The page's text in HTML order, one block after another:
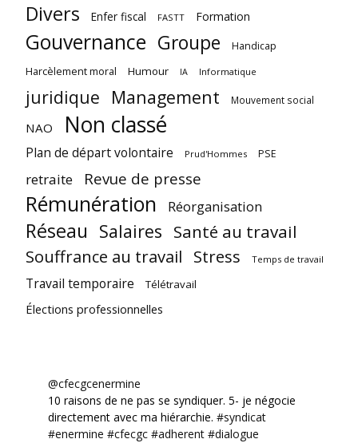
Divers Enfer fiscal FASTT Formation
Gouvernance Groupe Handicap
Harcèlement moral Humour IA Informatique
juridique Management Mouvement social
NAO Non classé
Plan de départ volontaire Prud'Hommes PSE
retraite Revue de presse
Rémunération Réorganisation
Réseau Salaires Santé au travail
Souffrance au travail Stress Temps de travail
Travail temporaire Télétravail
Élections professionnelles
@cfecgcenermine
10 raisons de ne pas se syndiquer. 5- je négocie
directement avec ma hiérarchie. #syndicat
#enermine #cfecgc #adherent #dialogue